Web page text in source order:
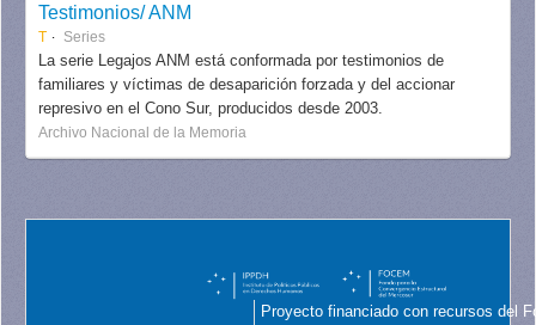
Testimonios/ ANM
T Series
La serie Legajos ANM está conformada por testimonios de
familiares y víctimas de desaparición forzada y del accionar
represivo en el Cono Sur, producidos desde 2003.
Archivo Nacional de la Memoria
Proyecto financiado con recursos del